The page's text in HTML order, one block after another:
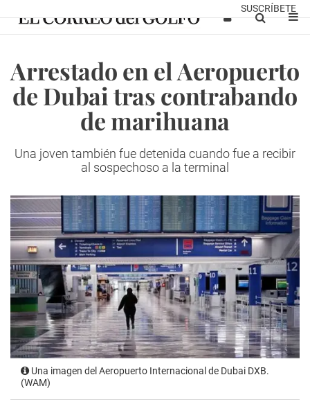
SUSCRÍBETE
Arrestado en el Aeropuerto
de Dubai tras contrabando
de marihuana
Una joven también fue detenida cuando fue a recibir
al sospechoso a la terminal
Una imagen del Aeropuerto Internacional de Dubai DXB.
(WAM)